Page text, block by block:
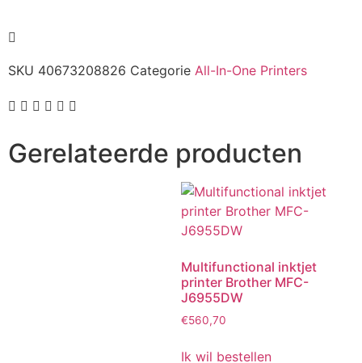
SKU 40673208826 Categorie All-In-One Printers
Gerelateerde producten
Multifunctional inktjet
printer Brother MFC-
J6955DW
€560,70
Ik wil bestellen